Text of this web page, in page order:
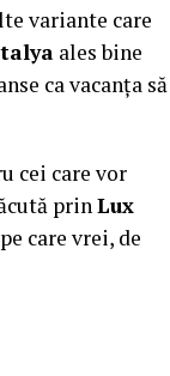
variante care
ales bine
ca vacanța să
cei care vor
prinLux
care vrei, de